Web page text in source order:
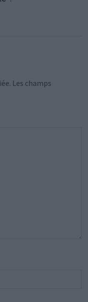
Les champs